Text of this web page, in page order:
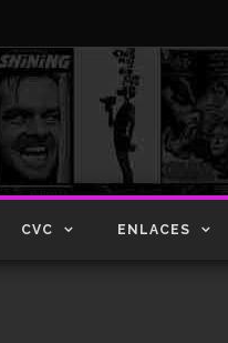
CVC ENLACES